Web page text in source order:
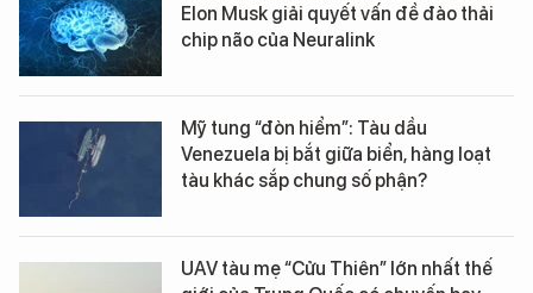
Elon Musk giải quyết vấn đề đào thải
chip não của Neuralink
Mỹ tung “đòn hiểm”: Tàu dầu
Venezuela bị bắt giữa biển, hàng loạt
tàu khác sắp chung số phận?
UAV tàu mẹ “Cửu Thiên” lớn nhất thế